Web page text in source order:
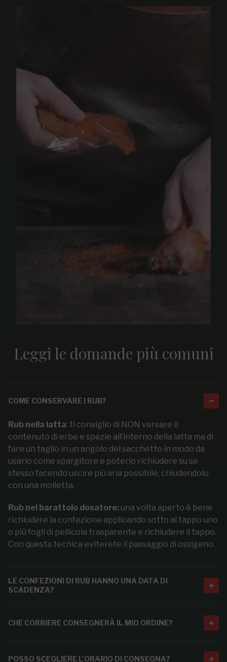
Leggi le domande più comuni
COME CONSERVARE I RUB?
Rub nella latta: ti consiglio di NON versare il
contenuto di erbe e spezie all’interno della latta ma di
fare un taglio in un angolo del sacchetto in modo da
usarlo come spargitore e poterlo richiudere su se
stesso facendo uscire più aria possibile, chiudendolo
con una molletta.
Rub nel barattolo dosatore: una volta aperto è bene
richiudere la confezione applicando sotto al tappo uno
o più fogli di pellicola trasparente e richiudere il tappo.
Con questa tecnica eviterete il passaggio di ossigeno.
LE CONFEZIONI DI RUB HANNO UNA DATA DI
SCADENZA?
CHE CORRIERE CONSEGNERÀ IL MIO ORDINE?
POSSO SCEGLIERE L’ORARIO DI CONSEGNA?